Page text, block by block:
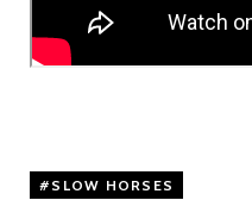
SLOW HORSES